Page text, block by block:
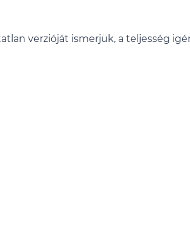
verzióját ismerjük, a teljesség